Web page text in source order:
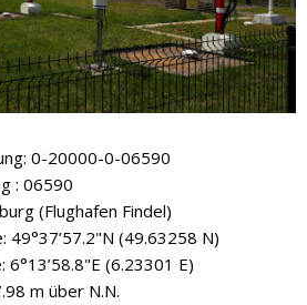
0-20000-0-06590
: 06590
(Flughafen Findel)
49°37’57.2"N (49.63258 N)
(6.23301 E)
m über N.N.